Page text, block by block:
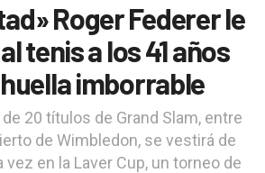
Roger Federer le
tenis a los 41 años
imborrable
20 títulos de Grand Slam, entre
de Wimbledon, se vestirá de
en la Laver Cup, un torneo de